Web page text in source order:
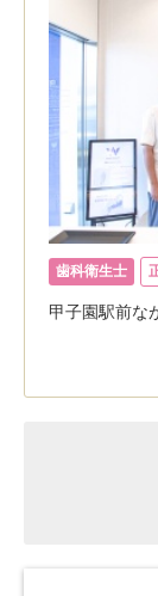
歯科衛生士
甲子園駅前な